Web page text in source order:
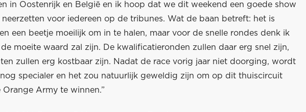
in Oostenrijk en België en ik hoop dat we dit weekend een goede show
neerzetten voor iedereen op de tribunes. Wat de baan betreft: het is
een beetje moeilijk om in te halen, maar voor de snelle rondes denk ik
moeite waard zal zijn. De kwalificatieronden zullen daar erg snel zijn,
zullen erg kostbaar zijn. Nadat de race vorig jaar niet doorging, wordt
specialer en het zou natuurlijk geweldig zijn om op dit thuiscircuit
Orange Army te winnen.”